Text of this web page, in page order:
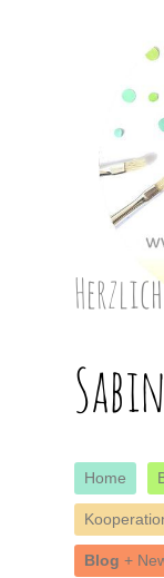
Home
Blog +